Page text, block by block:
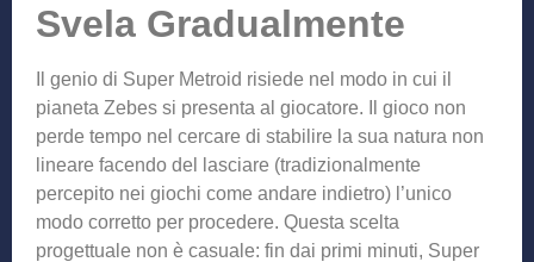
Svela Gradualmente
Il genio di Super Metroid risiede nel modo in cui il
pianeta Zebes si presenta al giocatore. Il gioco non
perde tempo nel cercare di stabilire la sua natura non
lineare facendo del lasciare (tradizionalmente
percepito nei giochi come andare indietro) l’unico
modo corretto per procedere. Questa scelta
progettuale non è casuale: fin dai primi minuti, Super